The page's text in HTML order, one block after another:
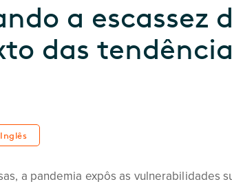
a escassez
das
a pandemia expôs as vulnerabilidades